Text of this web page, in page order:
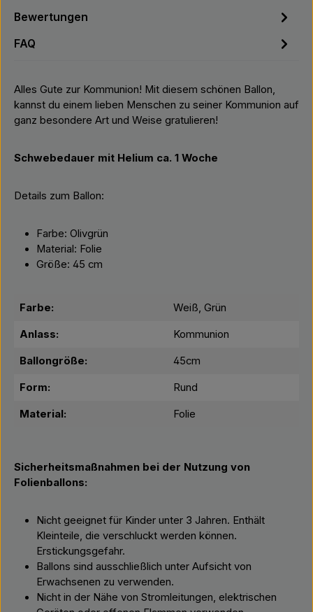
Bewertungen
FAQ
Alles Gute zur Kommunion! Mit diesem schönen Ballon,
kannst du einem lieben Menschen zu seiner Kommunion auf
ganz besondere Art und Weise gratulieren!
Schwebedauer mit Helium ca. 1 Woche
Details zum Ballon:
Farbe: Olivgrün
Material: Folie
Größe: 45 cm
Farbe: Weiß, Grün
Anlass: Kommunion
Ballongröße: 45cm
Form: Rund
Material: Folie
Sicherheitsmaßnahmen bei der Nutzung von
Folienballons:
Nicht geeignet für Kinder unter 3 Jahren. Enthält
Kleinteile, die verschluckt werden können.
Erstickungsgefahr.
Ballons sind ausschließlich unter Aufsicht von
Erwachsenen zu verwenden.
Nicht in der Nähe von Stromleitungen, elektrischen